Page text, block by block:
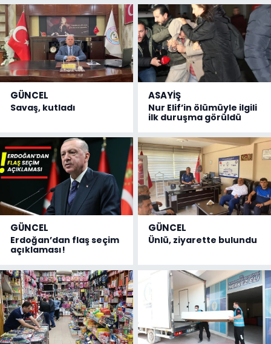
GÜNCEL
Savaş, kutladı
ASAYİŞ
Nur Elif’in ölümüyle ilgili
ilk duruşma görüldü
GÜNCEL
Erdoğan’dan flaş seçim
açıklaması!
GÜNCEL
Ünlü, ziyarette bulundu